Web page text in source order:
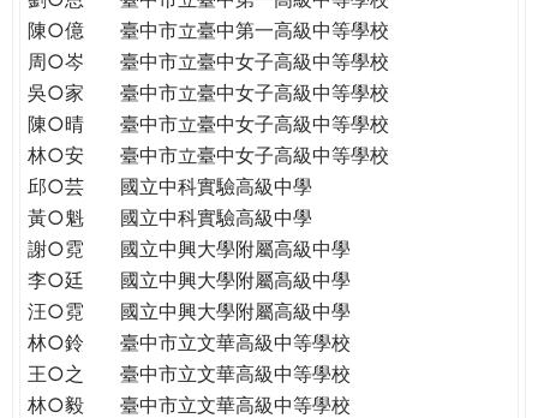
民。
WAGOR
TODAY
THE
WORLD
TOMORROW
PUTTING
YOU
陳○億
臺中市立臺中第一高級中等學校
周○岑
臺中市立臺中女子高級中等學校
吳○家
臺中市立臺中女子高級中等學校
陳○晴
臺中市立臺中女子高級中等學校
林○安
臺中市立臺中女子高級中等學校
邱○芸
國立中科實驗高級中學
黃○魁
國立中科實驗高級中學
謝○霓
國立中興大學附屬高級中學
李○廷
國立中興大學附屬高級中學
汪○霓
國立中興大學附屬高級中學
林○鈴
臺中市立文華高級中等學校
王○之
臺中市立文華高級中等學校
林○毅
臺中市立文華高級中等學校